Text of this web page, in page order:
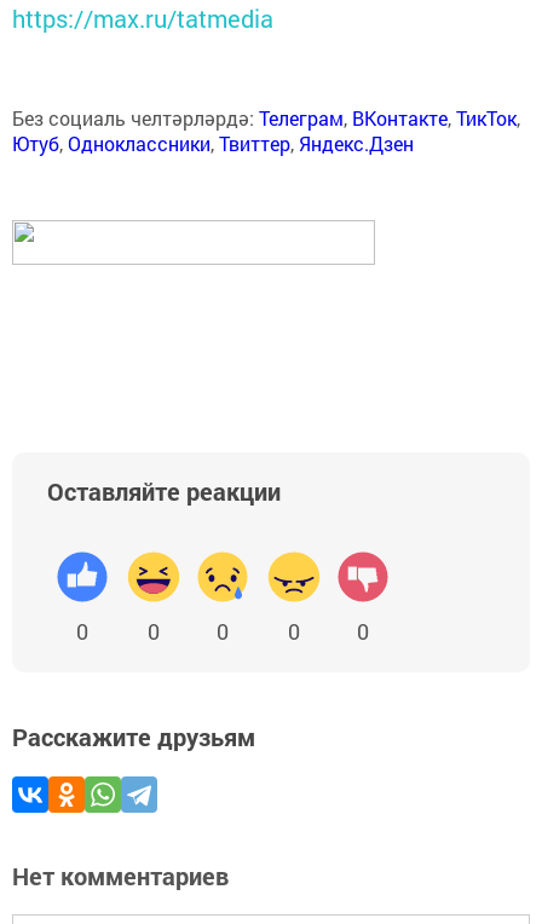
https://max.ru/tatmedia
Без социаль челтәрләрдә: Телеграм, ВКонтакте,ТикТок,
Ютуб,Одноклассники,Твиттер, Яндекс.Дзен
Оставляйте реакции
0 0 0 0 0
Расскажите друзьям
Нет комментариев